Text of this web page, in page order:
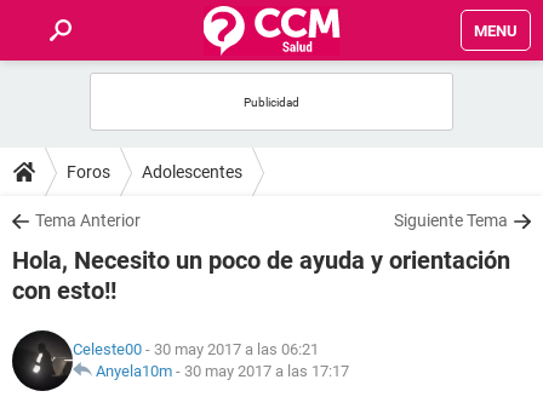
MENU
FOROS
SALUD
FAMILIA
NUTRICIÓN
Foros Adolescentes
Tema Anterior Siguiente Tema
Hola, Necesito un poco de ayuda y orientación
con esto!!
Celeste00 - 30 may 2017 a las 06:21
Anyela10m - 30 may 2017 a las 17:17